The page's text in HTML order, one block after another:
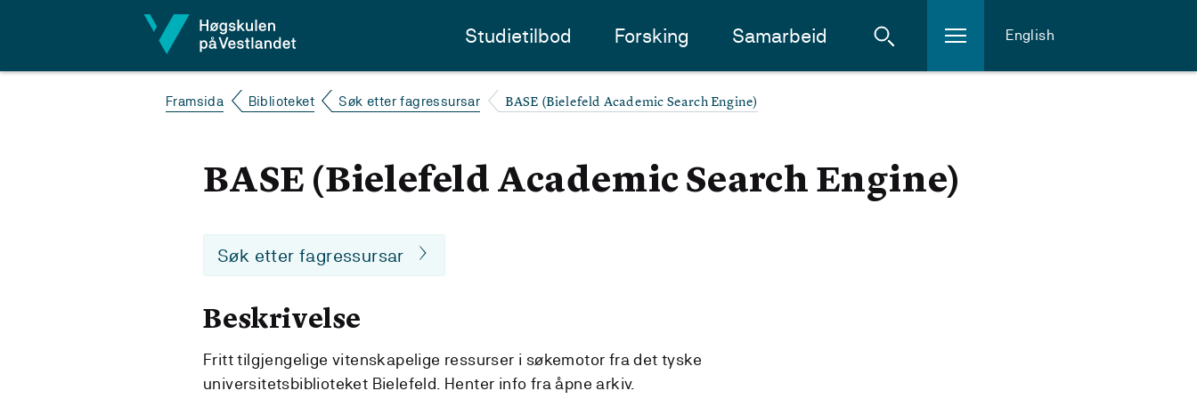
Studietilbod Forsking Samarbeid English
Framsida Biblioteket Søk etter fagressursar BASE (Bielefeld Academic Search Engine)
BASE (Bielefeld Academic Search Engine)
Søk etter fagressursar
Beskrivelse
Fritt tilgjengelige vitenskapelige ressurser i søkemotor fra det tyske
universitetsbiblioteket Bielefeld. Henter info fra åpne arkiv.